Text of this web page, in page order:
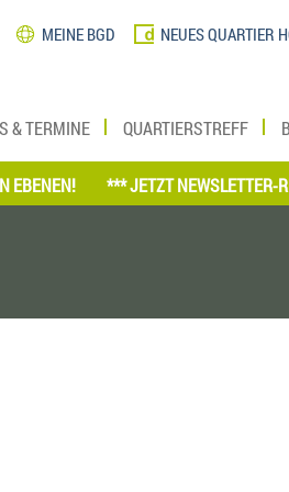
MEINE BGD NEUES QUARTIER
& TERMINE QUARTIERSTREFF
*** JETZT NEWSLETTER-